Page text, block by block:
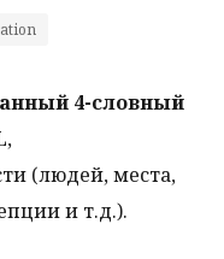
4-словный
(людей, места,
и т.д.).